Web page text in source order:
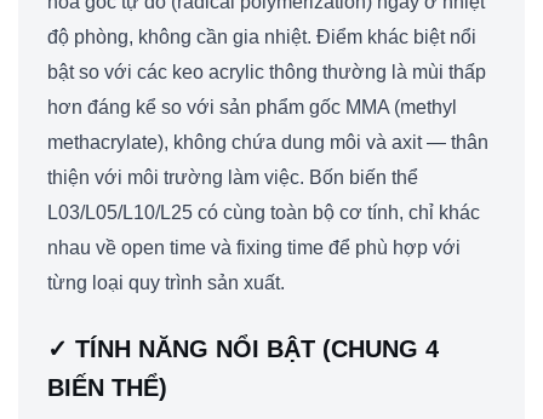
độ phòng, không cần gia nhiệt. Điểm khác biệt nổi
bật so với các keo acrylic thông thường là mùi thấp
hơn đáng kể so với sản phẩm gốc MMA (methyl
methacrylate), không chứa dung môi và axit — thân
thiện với môi trường làm việc. Bốn biến thể
L03/L05/L10/L25 có cùng toàn bộ cơ tính, chỉ khác
nhau về open time và fixing time để phù hợp với
từng loại quy trình sản xuất.
✓ TÍNH NĂNG NỔI BẬT (CHUNG 4
BIẾN THỂ)